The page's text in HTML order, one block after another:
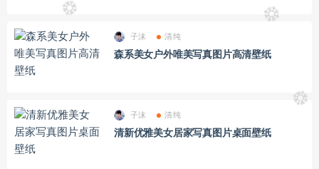
子沫 清纯
森系美女户外唯美写真图片高清壁纸
子沫 清纯
清新优雅美女居家写真图片桌面壁纸